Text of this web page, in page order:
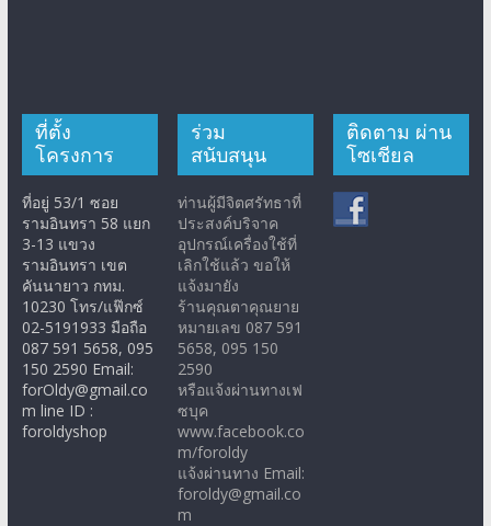
ที่ตั้ง
โครงการ
ที่อยู่ 53/1 ซอย
รามอินทรา 58 แยก
3-13 แขวง
รามอินทรา เขต
คันนายาว กทม.
10230 โทร/แฟ๊กซ์
02-5191933 มือถือ
087 591 5658, 095
150 2590 Email:
forOldy@gmail.co
m line ID :
foroldyshop
ร่วม
สนับสนุน
ท่านผู้มีจิตศรัทธาที่
ประสงค์บริจาค
อุปกรณ์เครื่องใช้ที่
เลิกใช้แล้ว ขอให้
แจ้งมายัง
ร้านคุณตาคุณยาย
หมายเลข 087 591
5658, 095 150
2590
หรือแจ้งผ่านทางเฟ
ซบุค
www.facebook.co
m/foroldy
แจ้งผ่านทาง Email:
foroldy@gmail.co
m
ติดตาม ผ่าน
โซเชียล